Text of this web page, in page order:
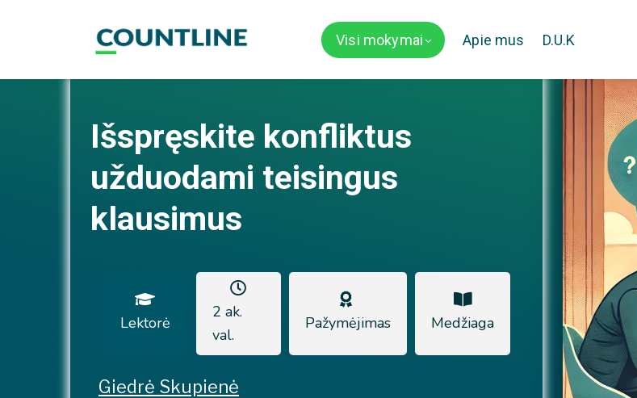
Visi mokymai Apie mus D.U.K
Išspręskite konfliktus
užduodami teisingus
klausimus
Lektorė
2 ak.
val.
Pažymėjimas Medžiaga
Giedrė Skupienė